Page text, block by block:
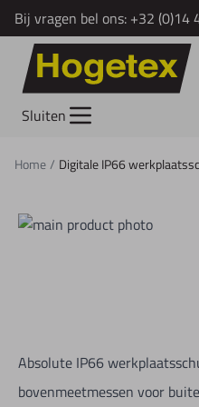
Bij vragen bel ons: +32 (0)14
Ga naar de inhoud
Sluiten
Home/ Digitale IP66
Absolute IP66
bovenmeetmessen voor